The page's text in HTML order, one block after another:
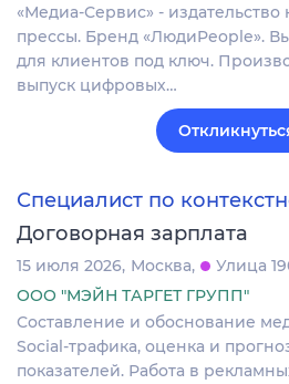
«Медиа-Сервис» - издательство
прессы. Бренд «ЛюдиPeople».
для клиентов под ключ.
выпуск цифровых…
Специалист по
Договорная зарплата
15 июля 2026 Москва
Улица
ООО "МЭЙН ТАРГЕТ ГРУПП"
Составление и обоснование
Social-трафика, оценка и
показателей. Работа в